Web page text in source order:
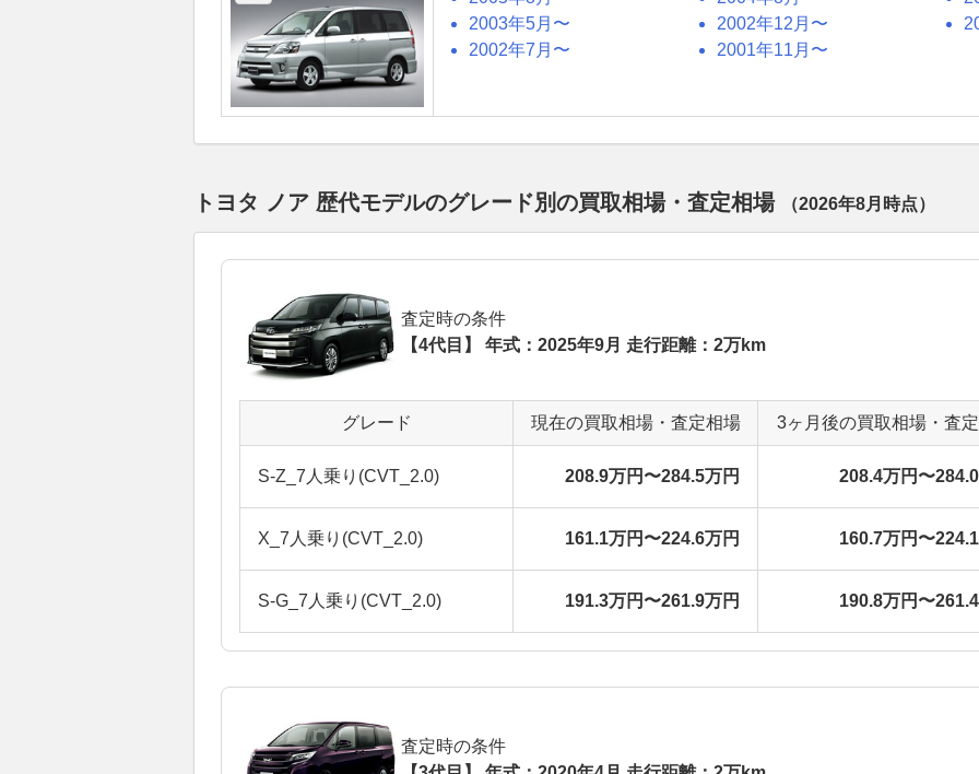
2003年5月〜
2002年12月〜
2002年7月〜
2001年11月〜
トヨタ ノア 歴代モデルのグレード別の買取相場・査定相場 （2026年8月 時点）
査定時の条件
【4代目】 年式：2025年9月 走行距離：2万km
グレード 現在の買取相場・査定相場 3ヶ月後の買取相場・査
S-Z_7人乗り(CVT_2.0) 208.9万円〜284.5万円 208.4万円〜
X_7人乗り(CVT_2.0) 161.1万円〜224.6万円 160.7万円〜
S-G_7人乗り(CVT_2.0) 191.3万円〜261.9万円 190.8万円〜
査定時の条件